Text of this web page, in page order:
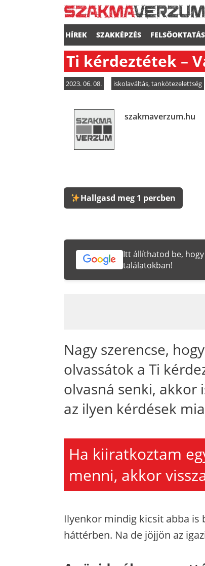
HÍREK SZAKKÉPZÉS FELSŐOKTATÁS
Ti kérdeztétek –
2023. 06. 08. iskolaváltás,tankötezelettség
szakmaverzum.hu
Hallgasd meg 1 percben
Itt állíthatod be, hogy
találatokban!
Nagy szerencse,
olvassátok a Ti
olvasná senki, akkor
az ilyen kérdések
Ha kiiratkoztam
menni, akkor
Ilyenkor mindig kicsit abba is
háttérben. Na de jöjjön az